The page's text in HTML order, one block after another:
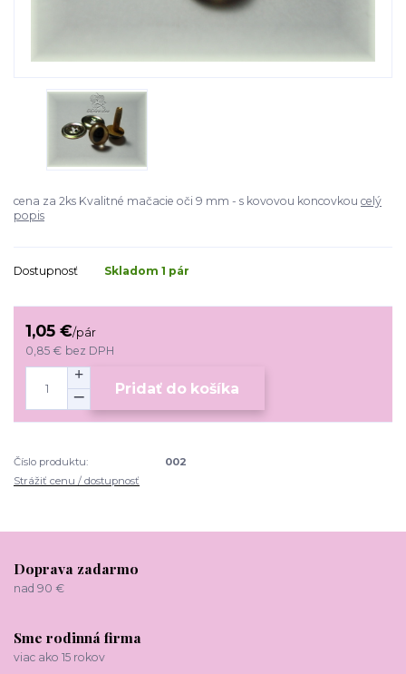
cena za 2ks Kvalitné mačacie oči 9 mm - s kovovou koncovkou celý
popis
Dostupnosť Skladom 1 pár
1,05 €/pár
0,85 € bez DPH
Pridať do košíka
Číslo produktu:
002
Strážiť cenu / dostupnosť
Doprava zadarmo
nad 90 €
Sme rodinná firma
viac ako 15 rokov